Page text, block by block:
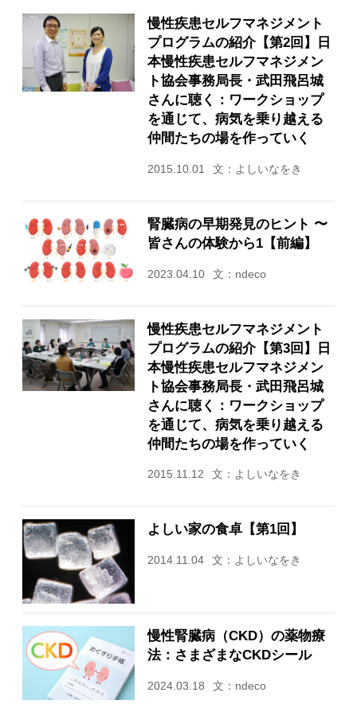
慢性疾患セルフマネジメント
プログラムの紹介【第2回】日
本慢性疾患セルフマネジメン
ト協会事務局長・武田飛呂城
さんに聴く：ワークショップ
を通じて、病気を乗り越える
仲間たちの場を作っていく
2015.10.01 文：よしいなをき
腎臓病の早期発見のヒント 〜
皆さんの体験から1【前編】
2023.04.10 文：ndeco
慢性疾患セルフマネジメント
プログラムの紹介【第3回】日
本慢性疾患セルフマネジメン
ト協会事務局長・武田飛呂城
さんに聴く：ワークショップ
を通じて、病気を乗り越える
仲間たちの場を作っていく
2015.11.12 文：よしいなをき
よしい家の食卓【第1回】
2014.11.04 文：よしいなをき
慢性腎臓病（CKD）の薬物療
法：さまざまなCKDシール
2024.03.18 文：ndeco